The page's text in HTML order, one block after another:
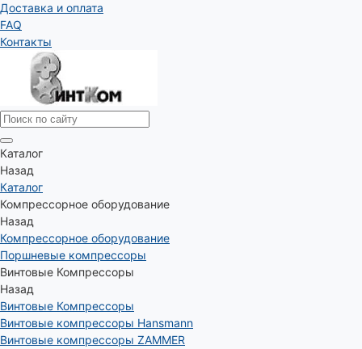
Доставка и оплата
FAQ
Контакты
Каталог
Назад
Каталог
Компрессорное оборудование
Назад
Компрессорное оборудование
Поршневые компрессоры
Винтовые Компрессоры
Назад
Винтовые Компрессоры
Винтовые компрессоры Hansmann
Винтовые компрессоры ZAMMER